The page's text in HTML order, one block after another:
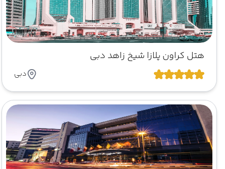
هتل کراون پلازا شیخ زاهد دبی
دبی